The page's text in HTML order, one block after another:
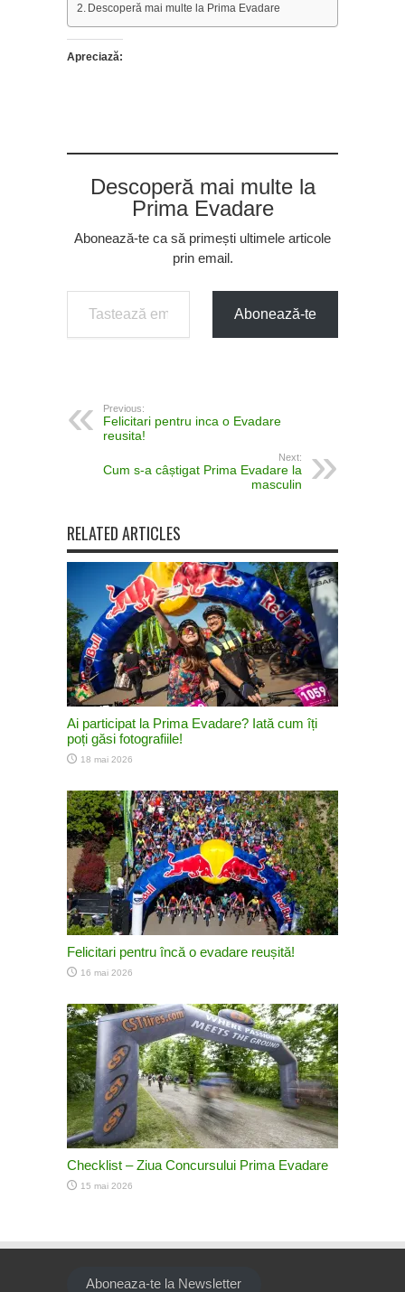
Descoperă mai multe la Prima Evadare
Apreciază:
Descoperă mai multe la
Prima Evadare
Abonează-te ca să primești ultimele articole
prin email.
Tastează emailul tău...
Abonează-te
Previous:
Felicitari pentru inca o Evadare
reusita!
Next:
Cum s-a câștigat Prima Evadare la
masculin
RELATED ARTICLES
Ai participat la Prima Evadare? Iată cum îți
poți găsi fotografiile!
18 mai 2026
Felicitari pentru încă o evadare reușită!
16 mai 2026
Checklist – Ziua Concursului Prima Evadare
15 mai 2026
Aboneaza-te la Newsletter